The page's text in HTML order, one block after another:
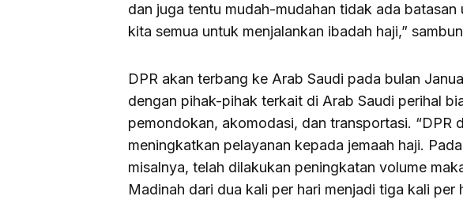
dan juga tentu mudah-mudahan tidak ada
kita semua untuk menjalankan ibadah haji,”
DPR akan terbang ke Arab Saudi pada bulan
dengan pihak-pihak terkait di Arab Saudi perihal
pemondokan, akomodasi, dan transportasi. “DPR
meningkatkan pelayanan kepada jemaah haji.
misalnya, telah dilakukan peningkatan volume
Madinah dari dua kali per hari menjadi tiga kali per